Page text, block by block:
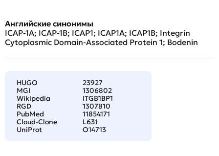
Английские синонимы
ICAP-1A; ICAP-1B; ICAP1; ICAP1A; ICAP1B; Integrin
Cytoplasmic Domain-Associated Protein 1; Bodenin
HUGO
23927
MGI
1306802
Wikipedia
ITGB1BP1
RGD
1307810
PubMed
11854171
Cloud-Clone
L631
UniProt
O14713